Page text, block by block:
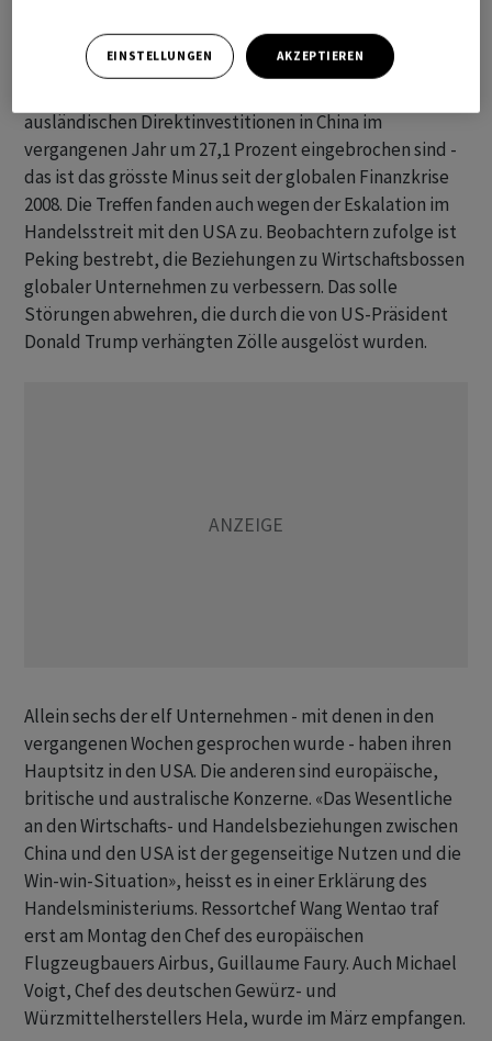
Die Häufigkeit der Treffen nahm gegen Ende Februar zu.
ausländischen Direktinvestitionen in China im
vergangenen Jahr um 27,1 Prozent eingebrochen sind -
das ist das grösste Minus seit der globalen Finanzkrise
2008. Die Treffen fanden auch wegen der Eskalation im
Handelsstreit mit den USA zu. Beobachtern zufolge ist
Peking bestrebt, die Beziehungen zu Wirtschaftsbossen
globaler Unternehmen zu verbessern. Das solle
Störungen abwehren, die durch die von US-Präsident
Donald Trump verhängten Zölle ausgelöst wurden.
Allein sechs der elf Unternehmen - mit denen in den
vergangenen Wochen gesprochen wurde - haben ihren
Hauptsitz in den USA. Die anderen sind europäische,
britische und australische Konzerne. «Das Wesentliche
an den Wirtschafts- und Handelsbeziehungen zwischen
China und den USA ist der gegenseitige Nutzen und die
Win-win-Situation», heisst es in einer Erklärung des
Handelsministeriums. Ressortchef Wang Wentao traf
erst am Montag den Chef des europäischen
Flugzeugbauers Airbus, Guillaume Faury. Auch Michael
Voigt, Chef des deutschen Gewürz- und
Würzmittelherstellers Hela, wurde im März empfangen.
EINSTELLUNGEN AKZEPTIEREN